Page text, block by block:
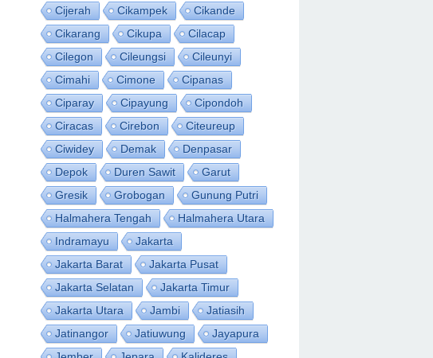
Cijerah
Cikampek
Cikande
Cikarang
Cikupa
Cilacap
Cilegon
Cileungsi
Cileunyi
Cimahi
Cimone
Cipanas
Ciparay
Cipayung
Cipondoh
Ciracas
Cirebon
Citeureup
Ciwidey
Demak
Denpasar
Depok
Duren Sawit
Garut
Gresik
Grobogan
Gunung Putri
Halmahera Tengah
Halmahera Utara
Indramayu
Jakarta
Jakarta Barat
Jakarta Pusat
Jakarta Selatan
Jakarta Timur
Jakarta Utara
Jambi
Jatiasih
Jatinangor
Jatiuwung
Jayapura